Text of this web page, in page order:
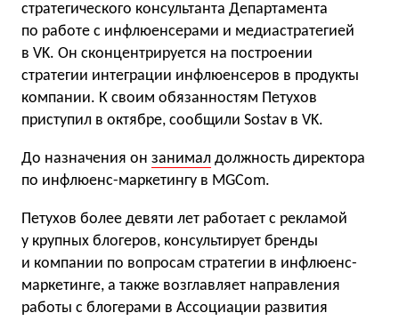
стратегического консультанта Департамента
по работе с инфлюенсерами и медиастратегией
в VK. Он сконцентрируется на построении
стратегии интеграции инфлюенсеров в продукты
компании. К своим обязанностям Петухов
приступил в октябре, сообщили Sostav в VK.
До назначения он занимал должность директора
по инфлюенс-маркетингу в MGCom.
Петухов более девяти лет работает с рекламой
у крупных блогеров, консультирует бренды
и компании по вопросам стратегии в инфлюенс-
маркетинге, а также возглавляет направления
работы с блогерами в Ассоциации развития